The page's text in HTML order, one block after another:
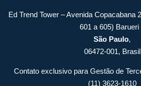
Ed Trend Tower – Avenida Copacabana
601 a 605) Barueri
São Paulo,
06472-001, Brasil
Contato exclusivo para Gestão de
(11) 3623-1610